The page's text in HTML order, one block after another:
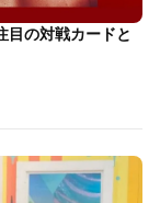
目の対戦カードと